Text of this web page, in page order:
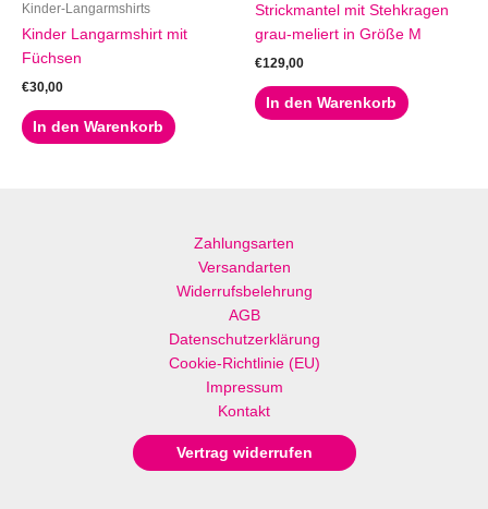
Kinder-Langarmshirts
Kinder Langarmshirt mit
Füchsen
€30,00
In den Warenkorb
Strickmantel mit Stehkragen
grau-meliert in Größe M
€129,00
In den Warenkorb
Zahlungsarten
Versandarten
Widerrufsbelehrung
AGB
Datenschutzerklärung
Cookie-Richtlinie (EU)
Impressum
Kontakt
Vertrag widerrufen